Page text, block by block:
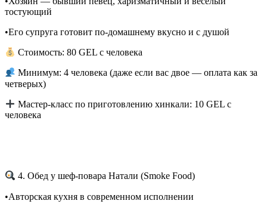
тостующий
•Его супруга готовит по-домашнему вкусно и с душой
Стоимость: 80 GEL с человека
Минимум: 4 человека (даже если вас двое — оплата как за
четверых)
Мастер-класс по приготовлению хинкали: 10 GEL с
человека
4. Обед у шеф-повара Натали (Smoke Food)
•Авторская кухня в современном исполнении